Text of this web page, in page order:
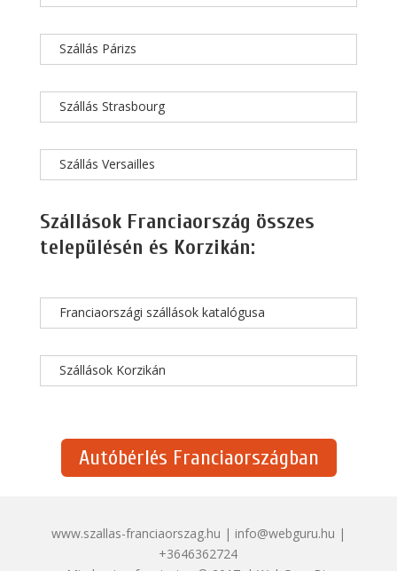
Szállás Párizs
Szállás Strasbourg
Szállás Versailles
Szállások Franciaország összes
településén és Korzikán:
Franciaországi szállások katalógusa
Szállások Korzikán
Autóbérlés Franciaországban
www.szallas-franciaorszag.hu | info@webguru.hu |
+3646362724